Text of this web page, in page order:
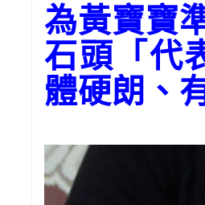
為黃寶寶
石頭「代
體硬朗、